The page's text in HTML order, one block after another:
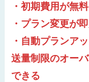
・初期費用が無料
・プラン変更が
・自動プランア
送量制限のオー
できる